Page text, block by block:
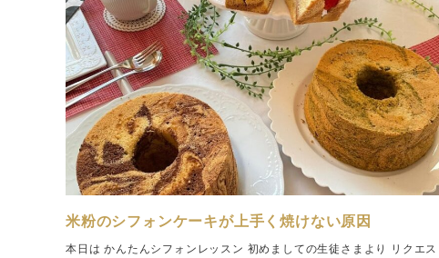
米粉のシフォンケーキが上手く焼けない原因
本日は かんたんシフォンレッスン 初めましての生徒さまより リクエス